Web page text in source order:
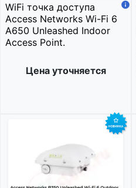
WiFi точка доступа
Access Networks Wi-Fi 6
A650 Unleashed Indoor
Access Point.
Цена уточняется